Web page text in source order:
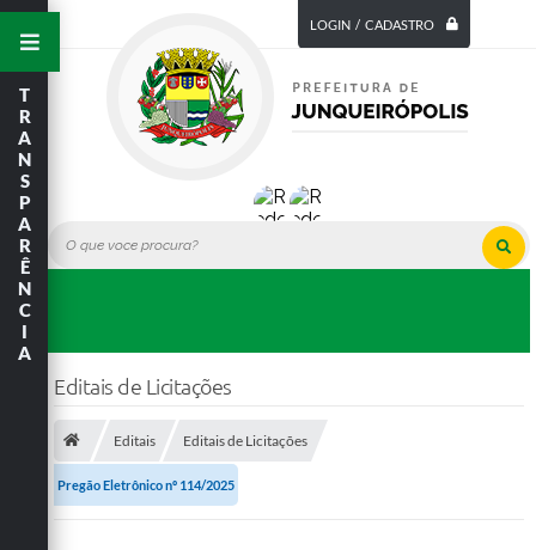
LOGIN / CADASTRO
T
R
A
N
S
P
A
R
Ê
N
C
I
A
Editais de Licitações
Editais Editais de Licitações
Pregão Eletrônico nº 114/2025